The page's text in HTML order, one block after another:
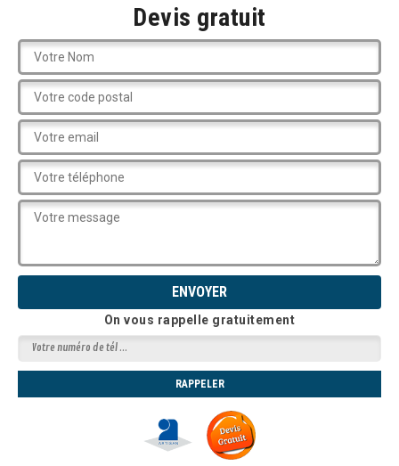
Devis gratuit
On vous rappelle gratuitement